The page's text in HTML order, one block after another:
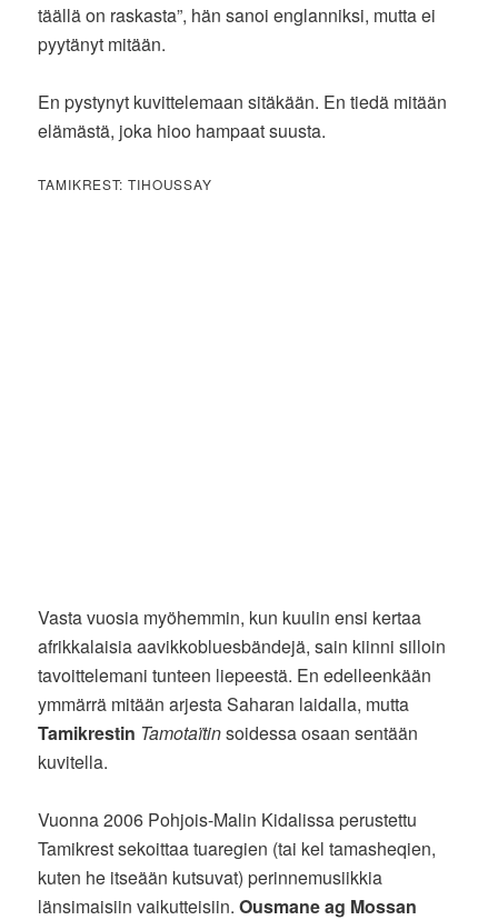
täällä on raskasta”, hän sanoi englanniksi, mutta ei
pyytänyt mitään.
En pystynyt kuvittelemaan sitäkään. En tiedä mitään
elämästä, joka hioo hampaat suusta.
TAMIKREST: TIHOUSSAY
Vasta vuosia myöhemmin, kun kuulin ensi kertaa
afrikkalaisia aavikkobluesbändejä, sain kiinni silloin
tavoittelemani tunteen liepeestä. En edelleenkään
ymmärrä mitään arjesta Saharan laidalla, mutta
Tamikrestin Tamotaïtinsoidessa osaan sentään
kuvitella.
Vuonna 2006 Pohjois-Malin Kidalissa perustettu
Tamikrest sekoittaa tuaregien (tai kel tamasheqien,
kuten he itseään kutsuvat) perinnemusiikkia
länsimaisiin vaikutteisiin.Ousmane ag Mossan